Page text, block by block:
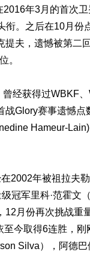
年3月的首次
衔。之后在10月份
夫，遗憾被第二
。
经获得过WBKF
Glory赛事遗憾
Hameur-
2002年被祖拉夫
冠军里科·范霍文
月份再次挑战重
今取得6连胜，
Silva），阿德